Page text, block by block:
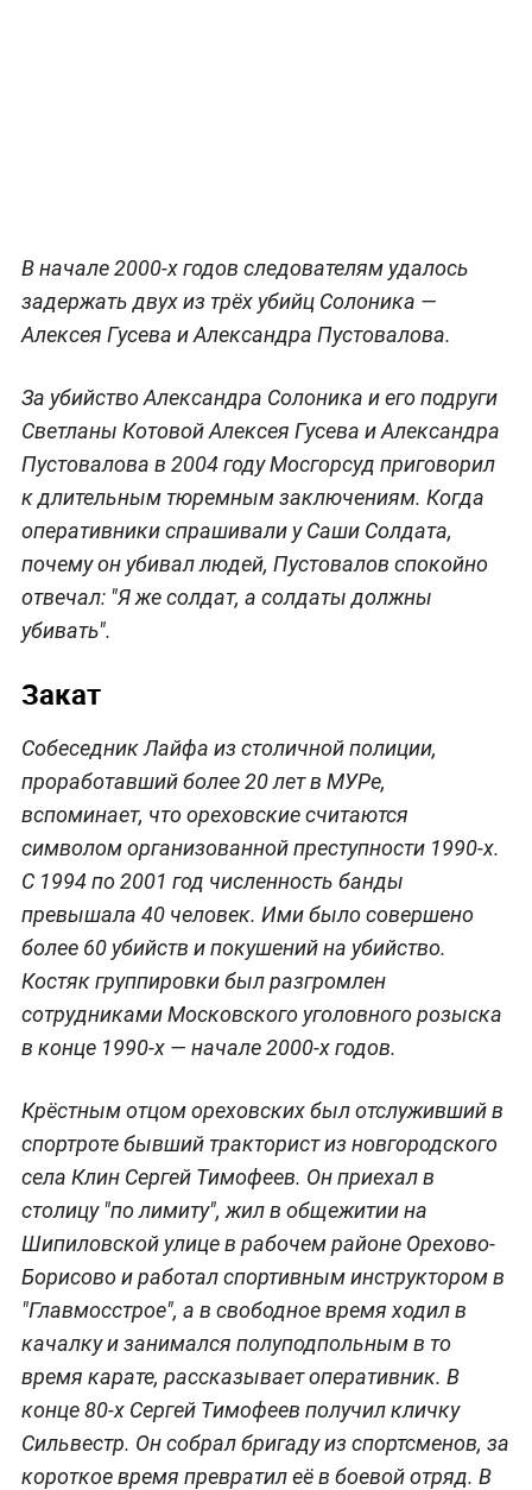
В начале 2000-х годов следователям удалось
задержать двух из трёх убийц Солоника —
Алексея Гусева и Александра Пустовалова.
За убийство Александра Солоника и его подруги
Светланы Котовой Алексея Гусева и Александра
Пустовалова в 2004 году Мосгорсуд приговорил
к длительным тюремным заключениям. Когда
оперативники спрашивали у Саши Солдата,
почему он убивал людей, Пустовалов спокойно
отвечал: "Я же солдат, а солдаты должны
убивать".
Закат
Собеседник Лайфа из столичной полиции,
проработавший более 20 лет в МУРе,
вспоминает, что ореховские считаются
символом организованной преступности 1990-х.
С 1994 по 2001 год численность банды
превышала 40 человек. Ими было совершено
более 60 убийств и покушений на убийство.
Костяк группировки был разгромлен
сотрудниками Московского уголовного розыска
в конце 1990-х — начале 2000-х годов.
Крёстным отцом ореховских был отслуживший в
спортроте бывший тракторист из новгородского
села Клин Сергей Тимофеев. Он приехал в
столицу "по лимиту", жил в общежитии на
Шипиловской улице в рабочем районе Орехово-
Борисово и работал спортивным инструктором в
"Главмосстрое", а в свободное время ходил в
качалку и занимался полуподпольным в то
время карате, рассказывает оперативник. В
конце 80-х Сергей Тимофеев получил кличку
Сильвестр. Он собрал бригаду из спортсменов, за
короткое время превратил её в боевой отряд. В